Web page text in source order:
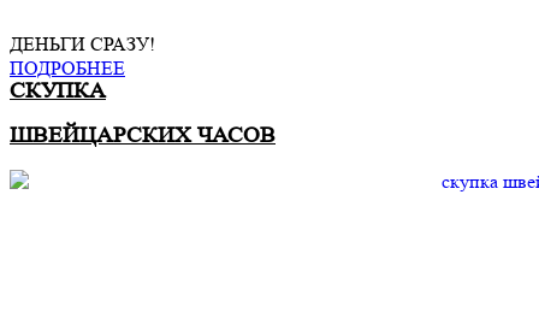
ДЕНЬГИ СРАЗУ!
ПОДРОБНЕЕ
СКУПКА
ШВЕЙЦАРСКИХ ЧАСОВ